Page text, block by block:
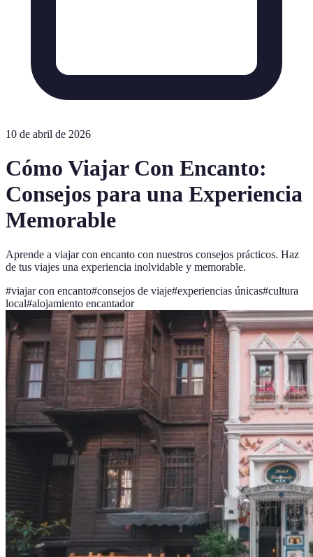
10 de abril de 2026
Cómo Viajar Con Encanto:
Consejos para una Experiencia
Memorable
Aprende a viajar con encanto con nuestros consejos prácticos. Haz
de tus viajes una experiencia inolvidable y memorable.
#viajar con encanto#consejos de viaje#experiencias únicas#cultura
local#alojamiento encantador